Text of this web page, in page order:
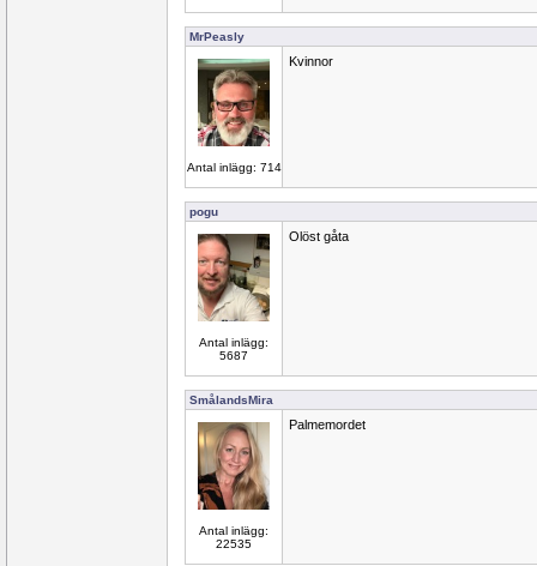
MrPeasly
Antal inlägg: 714
Kvinnor
pogu
Antal inlägg:
5687
Olöst gåta
SmålandsMira
Antal inlägg:
22535
Palmemordet